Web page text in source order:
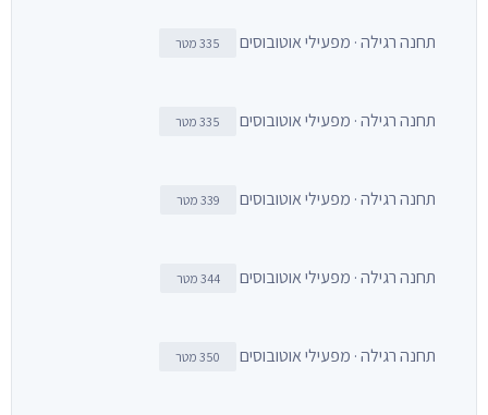
תחנה רגילה · מפעילי אוטובוסים 335 מטר
תחנה רגילה · מפעילי אוטובוסים 335 מטר
תחנה רגילה · מפעילי אוטובוסים 339 מטר
תחנה רגילה · מפעילי אוטובוסים 344 מטר
תחנה רגילה · מפעילי אוטובוסים 350 מטר